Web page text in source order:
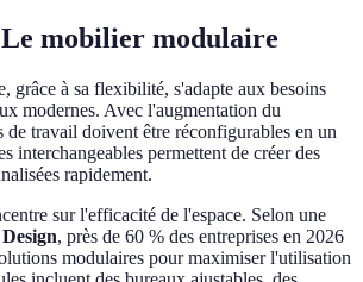
Le mobilier modulaire
grâce à sa flexibilité, s'adapte aux besoins
modernes. Avec l'augmentation du
de travail doivent être réconfigurables en un
interchangeables permettent de créer des
rapidement.
sur l'efficacité de l'espace. Selon une
, près de 60 % des entreprises en 2026
modulaires pour maximiser l'utilisation